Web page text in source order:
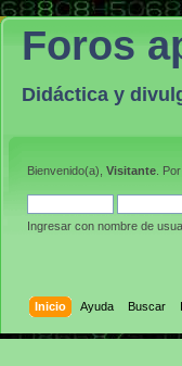
Foros
Didáctica y
Bienvenido(a), Visitante .
Ingresar con nombre de
Inicio Ayuda Buscar